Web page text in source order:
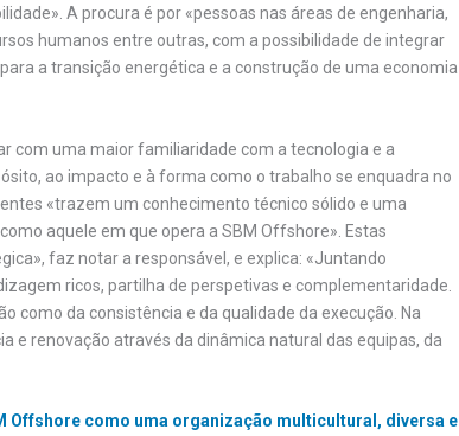
A procura é por «pessoas nas áreas de engenharia,
humanos entre outras, com a possibilidade de integrar
a transição energética e a construção de uma economia
com uma maior familiaridade com a tecnologia e a
ao impacto e à forma como o trabalho se enquadra no
«trazem um conhecimento técnico sólido e uma
aquele em que opera a SBM Offshore». Estas
faz notar a responsável, e explica: «Juntando
ricos, partilha de perspetivas e complementaridade.
como da consistência e da qualidade da execução. Na
e renovação através da dinâmica natural das equipas, da
Offshore como uma organização multicultural, diversa e